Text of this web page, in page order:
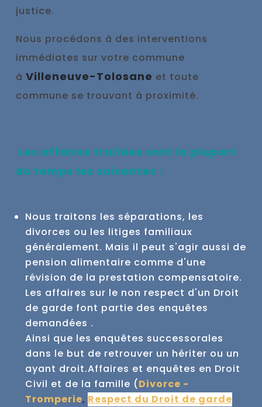
justice.
Nous procédons à des interventions
immédiates sur votre commune
à Villeneuve-Tolosane et toute
commune se trouvant à proximité.
Les affaires traitées sont la plupart
du temps les suivantes :
Nous traitons les séparations, les
divorces ou les litiges familiaux
généralement. Mais il peut s'agir aussi de
pension alimentaire comme d'une
révision de la prestation compensatoire.
Les affaires sur le non respect d'un Droit
de garde font partie des enquêtes
demandées .
Ainsi que les enquêtes successorales
dans le but de retrouver un hériter ou un
ayant droit.Affaires et enquêtes en Droit
Civil et de la famille (Divorce -
Tromperie, Respect du Droit de garde